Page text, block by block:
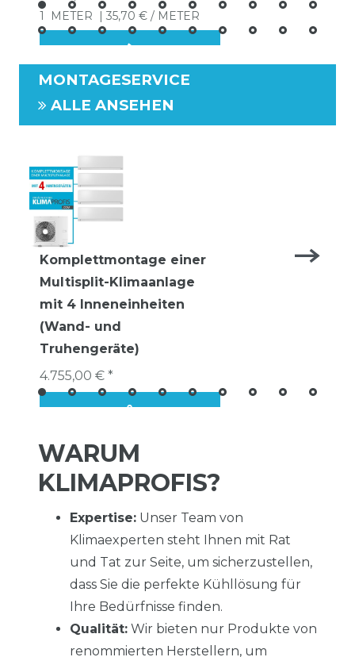
1 METER | 35,70 € / METER
MONTAGESERVICE
ALLE ANSEHEN
Komplettmontage einer
Multisplit-Klimaanlage
mit 4 Inneneinheiten
(Wand- und
Truhengeräte)
4.755,00 € *
WARUM
KLIMAPROFIS?
Expertise: Unser Team von
Klimaexperten steht Ihnen mit Rat
und Tat zur Seite, um sicherzustellen,
dass Sie die perfekte Kühllösung für
Ihre Bedürfnisse finden.
Qualität: Wir bieten nur Produkte von
renommierten Herstellern, um